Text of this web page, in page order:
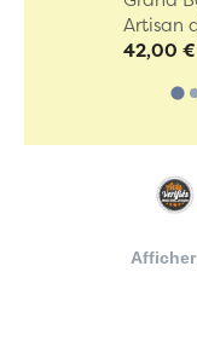
Artisan
42,00 €